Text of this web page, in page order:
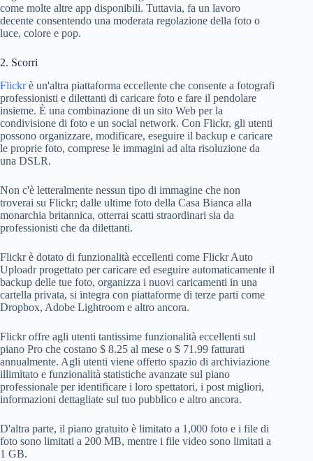
come molte altre app disponibili. Tuttavia, fa un lavoro
decente consentendo una moderata regolazione della foto o
luce, colore e pop.
2. Scorri
Flickrè un'altra piattaforma eccellente che consente a fotografi
professionisti e dilettanti di caricare foto e fare il pendolare
insieme. È una combinazione di un sito Web per la
condivisione di foto e un social network. Con Flickr, gli utenti
possono organizzare, modificare, eseguire il backup e caricare
le proprie foto, comprese le immagini ad alta risoluzione da
una DSLR.
Non c'è letteralmente nessun tipo di immagine che non
troverai su Flickr; dalle ultime foto della Casa Bianca alla
monarchia britannica, otterrai scatti straordinari sia da
professionisti che da dilettanti.
Flickr è dotato di funzionalità eccellenti come Flickr Auto
Uploadr progettato per caricare ed eseguire automaticamente il
backup delle tue foto, organizza i nuovi caricamenti in una
cartella privata, si integra con piattaforme di terze parti come
Dropbox, Adobe Lightroom e altro ancora.
Flickr offre agli utenti tantissime funzionalità eccellenti sul
piano Pro che costano $ 8.25 al mese o $ 71.99 fatturati
annualmente. Agli utenti viene offerto spazio di archiviazione
illimitato e funzionalità statistiche avanzate sul piano
professionale per identificare i loro spettatori, i post migliori,
informazioni dettagliate sul tuo pubblico e altro ancora.
D'altra parte, il piano gratuito è limitato a 1,000 foto e i file di
foto sono limitati a 200 MB, mentre i file video sono limitati a
1 GB.